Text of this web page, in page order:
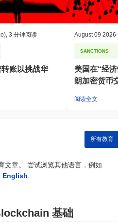
3 分钟阅读
账以挑战华
August 09 2026
SANCTIONS
美国在“经
朗加密货币
阅读全文
所有教育
文章。 尝试浏览其他语言，例如
English
基础